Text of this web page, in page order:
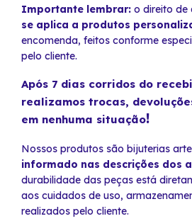
Importante lembrar: o direito de
se aplica a produtos
encomenda, feitos conforme
pelo cliente.
Após 7 dias corridos do
realizamos trocas,
em nenhuma situação!
Nossos produtos são bijuterias
informado nas descrições dos
durabilidade das peças está
aos cuidados de uso,
realizados pelo cliente.